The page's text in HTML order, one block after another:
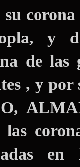
y
de las
, y por